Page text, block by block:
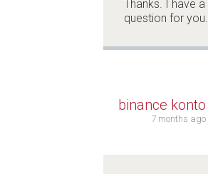
Thanks. I have a
question for you.
binance konto
7 months ago